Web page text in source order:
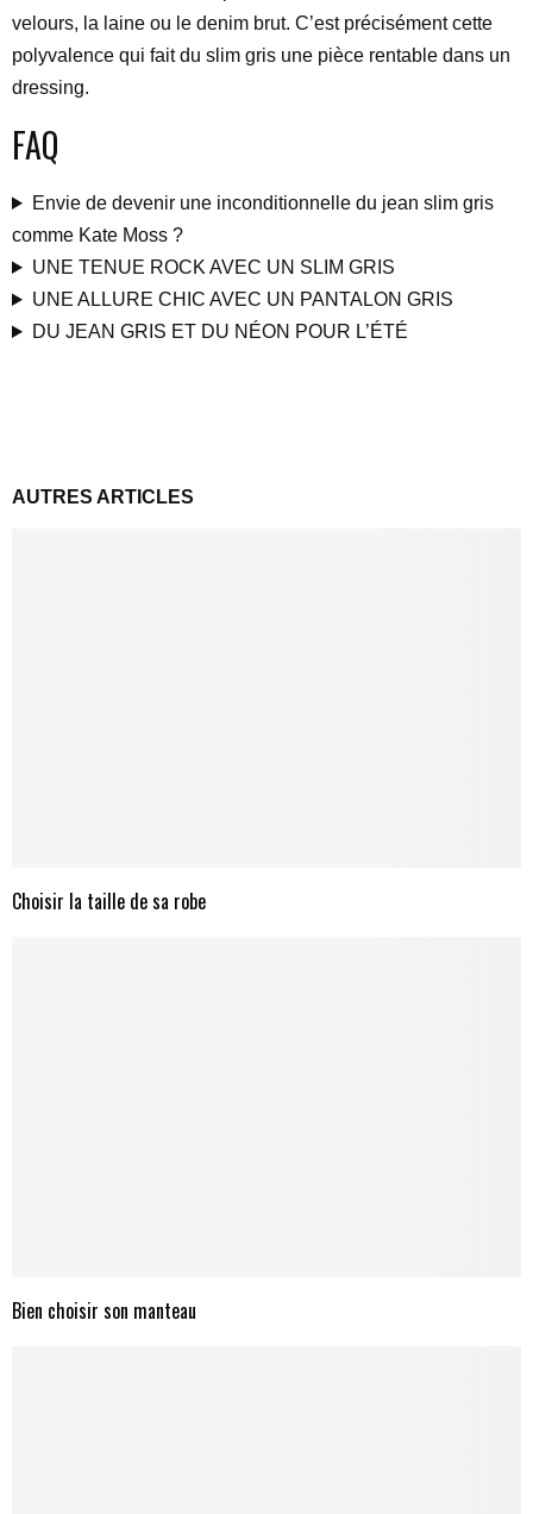
velours, la laine ou le denim brut. C’est précisément cette
polyvalence qui fait du slim gris une pièce rentable dans un
dressing.
FAQ
Envie de devenir une inconditionnelle du jean slim gris
comme Kate Moss ?
UNE TENUE ROCK AVEC UN SLIM GRIS
UNE ALLURE CHIC AVEC UN PANTALON GRIS
DU JEAN GRIS ET DU NÉON POUR L’ÉTÉ
AUTRES ARTICLES
Choisir la taille de sa robe
Bien choisir son manteau